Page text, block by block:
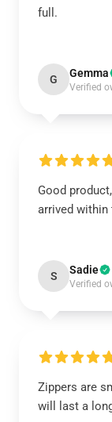
full.
G Gemma
Verified
Good
arrived within
S Sadie
Verified
Zippers are
will last a